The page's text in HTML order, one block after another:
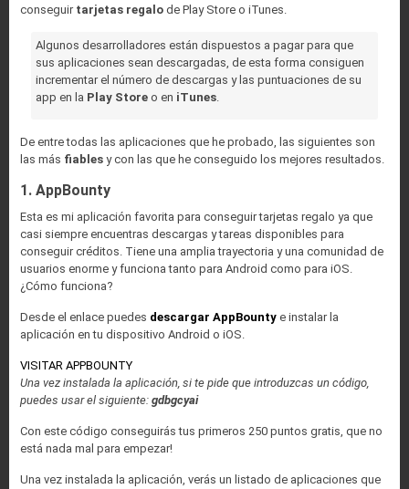
conseguir tarjetas regalo de Play Store o iTunes.
Algunos desarrolladores están dispuestos a pagar para que
sus aplicaciones sean descargadas, de esta forma consiguen
incrementar el número de descargas y las puntuaciones de su
app en la Play Store o en iTunes.
De entre todas las aplicaciones que he probado, las siguientes son
las más fiables y con las que he conseguido los mejores resultados.
1. AppBounty
Esta es mi aplicación favorita para conseguir tarjetas regalo ya que
casi siempre encuentras descargas y tareas disponibles para
conseguir créditos. Tiene una amplia trayectoria y una comunidad de
usuarios enorme y funciona tanto para Android como para iOS.
¿Cómo funciona?
Desde el enlace puedes descargar AppBounty e instalar la
aplicación en tu dispositivo Android o iOS.
VISITAR APPBOUNTY
Una vez instalada la aplicación, si te pide que introduzcas un código,
puedes usar el siguiente: gdbgcyai
Con este código conseguirás tus primeros 250 puntos gratis, que no
está nada mal para empezar!
Una vez instalada la aplicación, verás un listado de aplicaciones que